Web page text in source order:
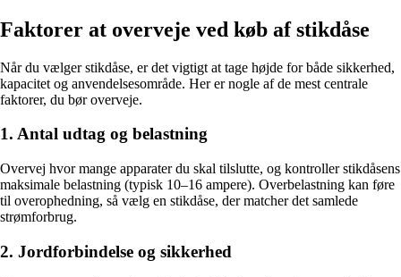
Faktorer at overveje ved køb af stikdåse
Når du vælger stikdåse, er det vigtigt at tage højde for både sikkerhed,
kapacitet og anvendelsesområde. Her er nogle af de mest centrale
faktorer, du bør overveje.
1. Antal udtag og belastning
Overvej hvor mange apparater du skal tilslutte, og kontroller stikdåsens
maksimale belastning (typisk 10–16 ampere). Overbelastning kan føre
til overophedning, så vælg en stikdåse, der matcher det samlede
strømforbrug.
2. Jordforbindelse og sikkerhed